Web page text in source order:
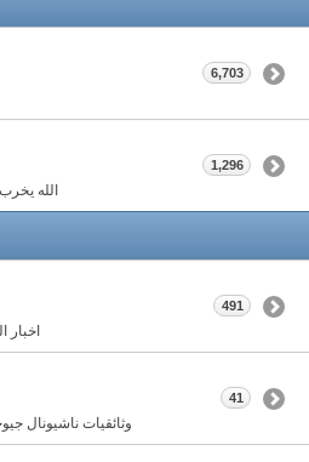
6,703
الله
1,296
اخبار
491
وثائقيات ناشيونال
41